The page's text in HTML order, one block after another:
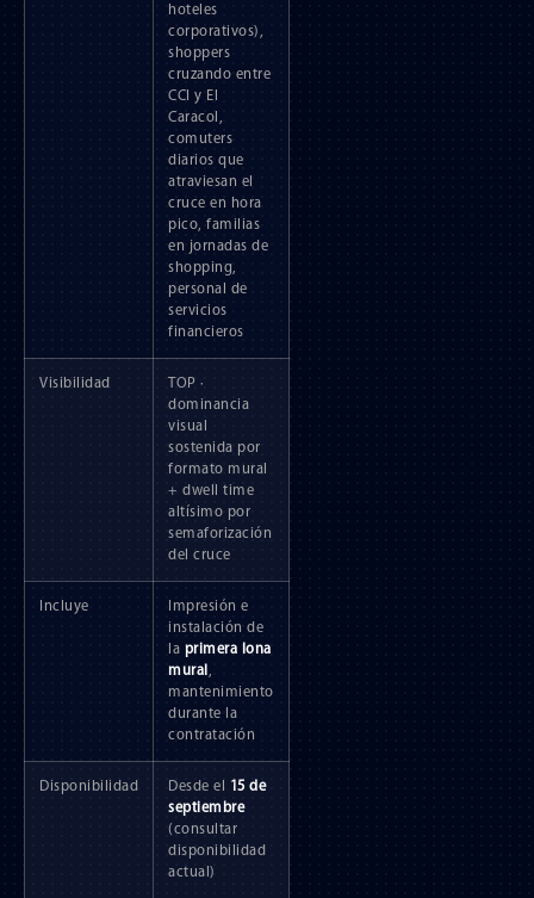
hoteles
corporativos),
shoppers
cruzando entre
CCI y El
Caracol,
comuters
diarios que
atraviesan el
cruce en hora
pico, familias
en jornadas de
shopping,
personal de
servicios
financieros
Visibilidad
TOP ·
dominancia
visual
sostenida por
formato mural
+ dwell time
altísimo por
semaforización
del cruce
Incluye
Impresión e
instalación de
la primera lona
mural ,
mantenimiento
durante la
contratación
Disponibilidad Desde el
15 de
septiembre
(consultar
disponibilidad
actual)